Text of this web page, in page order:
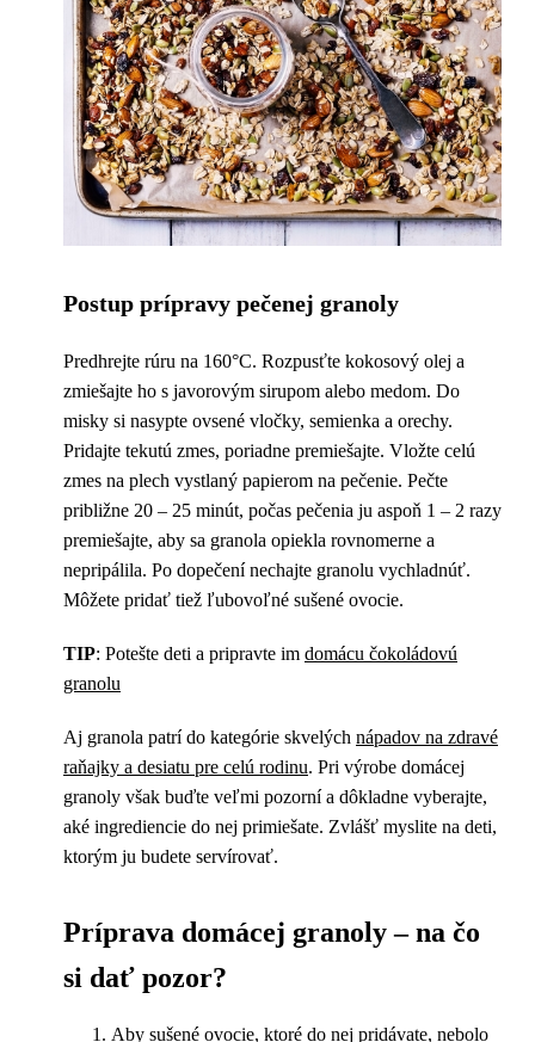
Postup prípravy pečenej granoly
Predhrejte rúru na 160°C. Rozpusťte kokosový olej a
zmiešajte ho s javorovým sirupom alebo medom. Do
misky si nasypte ovsené vločky, semienka a orechy.
Pridajte tekutú zmes, poriadne premiešajte. Vložte celú
zmes na plech vystlaný papierom na pečenie. Pečte
približne 20 – 25 minút, počas pečenia ju aspoň 1 – 2 razy
premiešajte, aby sa granola opiekla rovnomerne a
nepripálila. Po dopečení nechajte granolu vychladnúť.
Môžete pridať tiež ľubovoľné sušené ovocie.
TIP: Potešte deti a pripravte im domácu čokoládovú
granolu
Aj granola patrí do kategórie skvelých nápadov na zdravé
raňajky a desiatu pre celú rodinu. Pri výrobe domácej
granoly však buďte veľmi pozorní a dôkladne vyberajte,
aké ingrediencie do nej primiešate. Zvlášť myslite na deti,
ktorým ju budete servírovať.
Príprava domácej granoly – na čo
si dať pozor?
Aby sušené ovocie, ktoré do nej pridávate, nebolo